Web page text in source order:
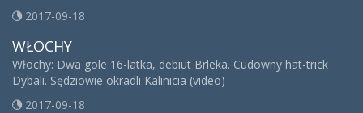
2017-09-18
WŁOCHY
Włochy: Dwa gole 16-latka, debiut Brleka. Cudowny hat-trick
Dybali. Sędziowie okradli Kalinicia (video)
2017-09-18